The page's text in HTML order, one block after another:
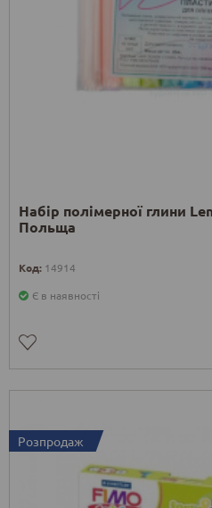
Набір полімерної глини
Польща
Код: 14914
Є в наявності
Розпродаж